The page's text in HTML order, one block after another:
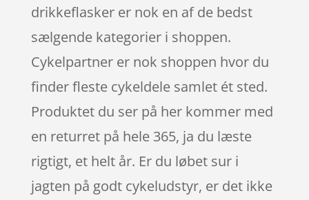
drikkeflasker er nok en af de bedst
sælgende kategorier i shoppen.
Cykelpartner er nok shoppen hvor du
finder fleste cykeldele samlet ét sted.
Produktet du ser på her kommer med
en returret på hele 365, ja du læste
rigtigt, et helt år. Er du løbet sur i
jagten på godt cykeludstyr, er det ikke